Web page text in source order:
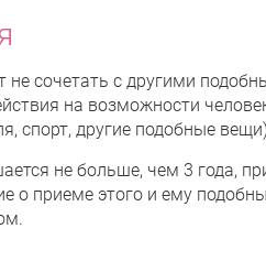
не сочетать с другими
на возможности
спорт, другие подобные
не больше, чем 3 года,
о приеме этого и ему